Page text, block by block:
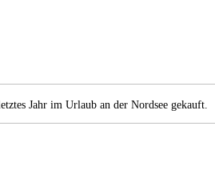
Jahr im Urlaub an der Nordsee gekauft.